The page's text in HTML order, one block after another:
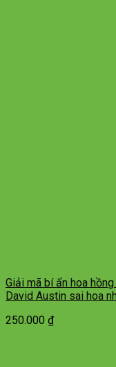
Giải mã bí ẩn hoa
David Austin sai hoa
250.000 ₫